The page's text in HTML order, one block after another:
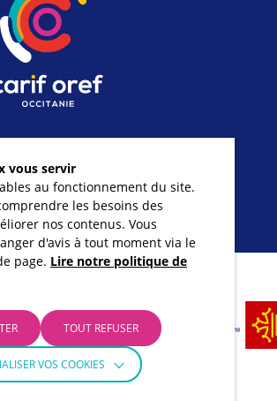
vous servir
au fonctionnement du site.
les besoins des
nos contenus. Vous
d'avis à tout moment via le
page. Lire notre politique de
TOUT REFUSER
VOS COOKIES